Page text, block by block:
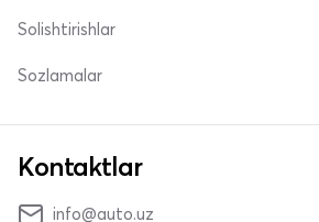
Solishtirishlar
Sozlamalar
Kontaktlar
info@auto.uz